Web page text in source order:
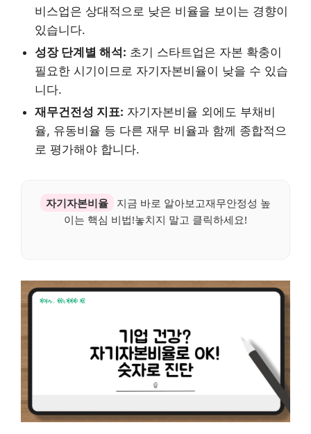
비스업은 상대적으로 낮은 비율을 보이는 경향이
있습니다.
성장 단계별 해석: 초기 스타트업은 자본 확충이
필요한 시기이므로 자기자본비율이 낮을 수 있습
니다.
재무건전성 지표: 자기자본비율 외에도 부채비
율, 유동비율 등 다른 재무 비율과 함께 종합적으
로 평가해야 합니다.
자기자본비율
지금 바로 알아보고재무안정성 높
이는 핵심 비법!놓치지 말고 클릭하세요!